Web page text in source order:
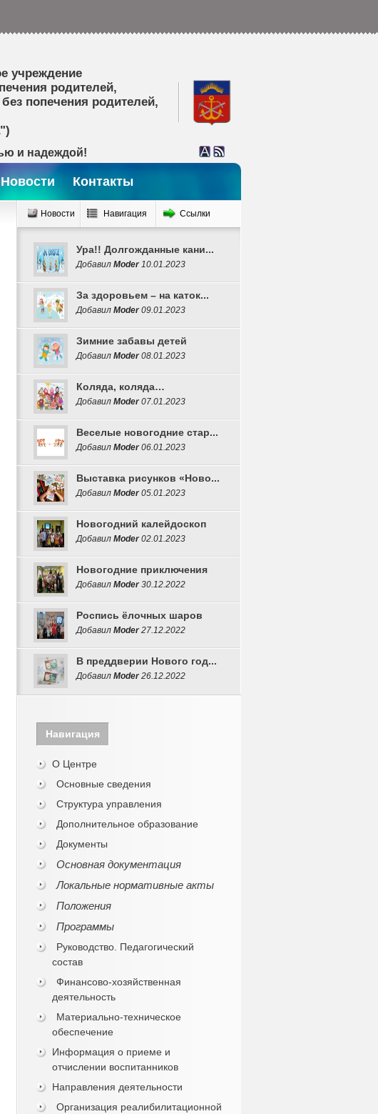
учреждение
родителей,
попечения родителей,
и надеждой!
Новости Контакты
Новости Навигация Ссылки
Ура!! Долгожданные кани...
Добавил Moder10.01.2023
За здоровьем – на каток...
Добавил Moder09.01.2023
Зимние забавы детей
Добавил Moder08.01.2023
Коляда, коляда…
Добавил Moder07.01.2023
Веселые новогодние стар...
Добавил Moder06.01.2023
Выставка рисунков «Ново...
Добавил Moder05.01.2023
Новогодний калейдоскоп
Добавил Moder02.01.2023
Новогодние приключения
Добавил Moder30.12.2022
Роспись ёлочных шаров
Добавил Moder27.12.2022
В преддверии Нового год...
Добавил Moder26.12.2022
Навигация
О Центре
Основные сведения
Структура управления
Дополнительное образование
Документы
Основная документация
Локальные нормативные акты
Положения
Программы
Руководство. Педагогический
состав
Финансово-хозяйственная
деятельность
Материально-техническое
обеспечение
Информация о приеме и
отчислении воспитанников
Направления деятельности
Организация реалибилитационной